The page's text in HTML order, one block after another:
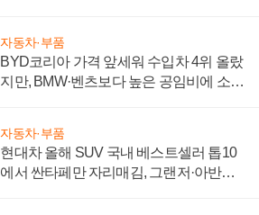
자동차·부품
BYD코리아 가격 앞세워 수입차 4위 올랐
지만, BMW·벤츠보다 높은 공임비에 소비
자동차·부품
현대차 올해 SUV 국내 베스트셀러 톱10
에서 싼타페만 자리매김, 그랜저·아반떼